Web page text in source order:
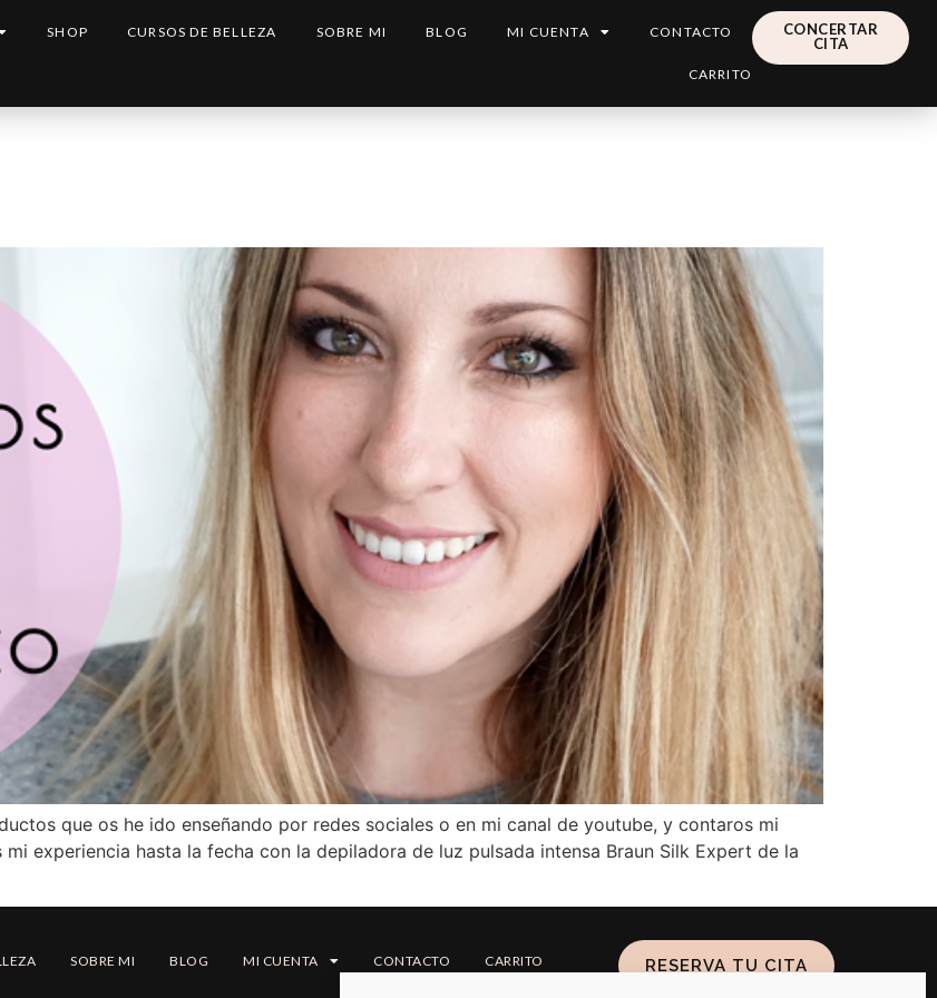
SHOP CURSOS DE BELLEZA SOBRE MI BLOG MI CUENTA CONTACTO
CARRITO
CONCERTAR
CITA
que os he ido enseñando por redes sociales o en mi canal de youtube, y contaros mi
experiencia hasta la fecha con la depiladora de luz pulsada intensa Braun Silk Expert de la
SOBRE MI BLOG MI CUENTA CONTACTO CARRITO RESERVA TU CITA